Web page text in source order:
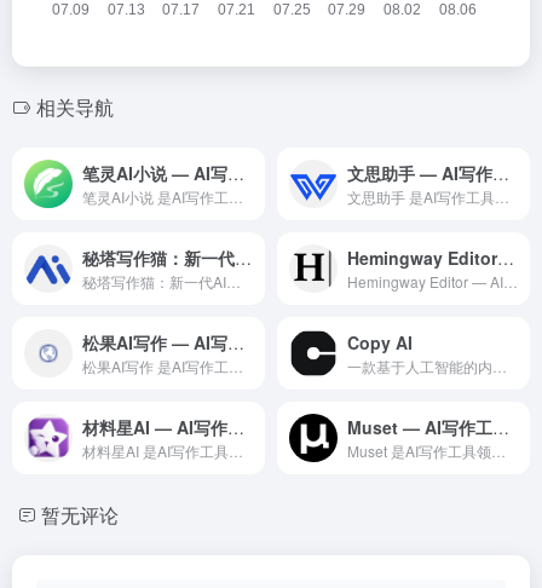
相关导航
笔灵AI小说 — AI写作工具领域的专业 AI 工具 文思助手 — AI写作工具领域的专业 AI 工具
秘塔写作猫：新一代AI中英文写作辅助平台 Hemingway Editor — AI 英文写作简洁度分析工具
松果AI写作 — AI写作工具领域的专业 AI 工具 Copy AI
材料星AI — AI写作工具领域的专业 AI 工具 Muset — AI写作工具领域的专业 AI 工具
暂无评论